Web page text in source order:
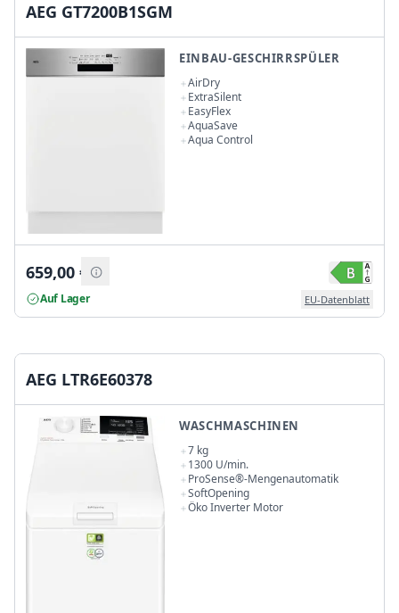
AEG GT7200B1SGM
EINBAU-GESCHIRRSPÜLER
AirDry
ExtraSilent
EasyFlex
AquaSave
Aqua Control
659,00 €
Auf Lager EU-Datenblatt
AEG LTR6E60378
WASCHMASCHINEN
7 kg
1300 U/min.
ProSense®-Mengenautomatik
SoftOpening
Öko Inverter Motor